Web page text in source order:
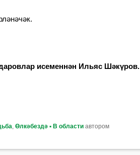
исеменнән Ильяс Шәкүров.
,Өлкәбездә ▪ В области автором